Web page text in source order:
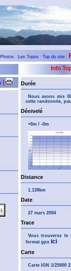
| Les Topos Top du site|
|
Info
Durée
Nous avons mis
cette randonnée,
Dénivelé
+0m / -0m
Distance
1.139km
Date
27 mars 2004
Trace
Vous trouverez le
format gpx ici
Carte
Carte IGN 1/25000